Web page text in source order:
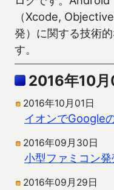
（Xcode,
発）に関する技術
す。
2016年10月
2016年10月01日
イオンでGoogle
2016年09月30日
小型ファミコン発
2016年09月29日